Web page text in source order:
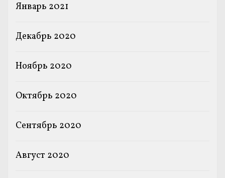
Январь 2021
Декабрь 2020
Ноябрь 2020
Октябрь 2020
Сентябрь 2020
Август 2020